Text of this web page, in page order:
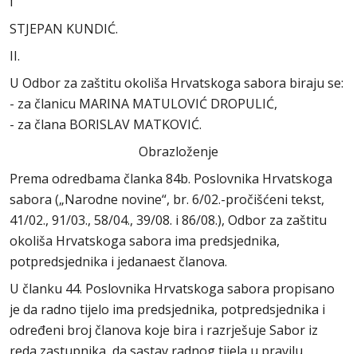
STJEPAN KUNDIĆ.
II.
U Odbor za zaštitu okoliša Hrvatskoga sabora biraju se:
- za članicu MARINA MATULOVIĆ DROPULIĆ,
- za člana BORISLAV MATKOVIĆ.
Obrazloženje
Prema odredbama članka 84b. Poslovnika Hrvatskoga
sabora („Narodne novine“, br. 6/02.-pročišćeni tekst,
41/02., 91/03., 58/04., 39/08. i 86/08.), Odbor za zaštitu
okoliša Hrvatskoga sabora ima predsjednika,
potpredsjednika i jedanaest članova.
U članku 44. Poslovnika Hrvatskoga sabora propisano
je da radno tijelo ima predsjednika, potpredsjednika i
određeni broj članova koje bira i razrješuje Sabor iz